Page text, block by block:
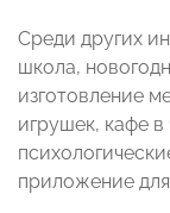
Среди других
школа,
изготовление
игрушек, кафе
приложение